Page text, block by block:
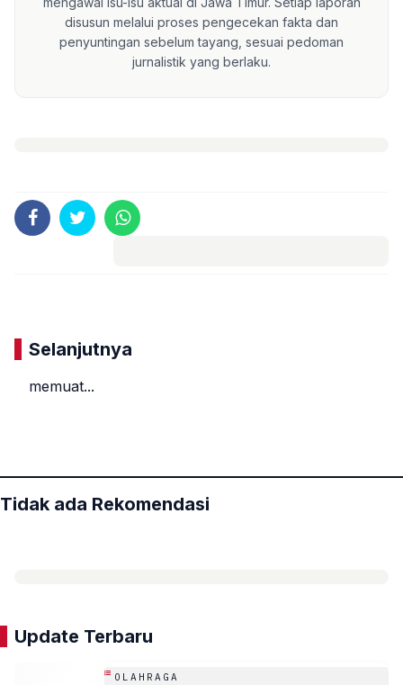
disusun melalui proses pengecekan fakta dan
penyuntingan sebelum tayang, sesuai pedoman
jurnalistik yang berlaku.
Selanjutnya
memuat...
Tidak ada Rekomendasi
Update Terbaru
OLAHRAGA